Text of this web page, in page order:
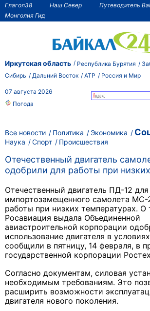
Глагол38 Наш Север
Путеводитель
Монголия Гид
Иркутская область Республика Бурятия
Сибирь
Дальний Восток АТР Россия и Мир
07 августа 2026
Погода
Все новости Политика Экономика
Наука
Спорт Происшествия
Отечественный двигатель
одобрили для работы при
Отечественный двигатель ПД-12 для
импортозамещенного самолета МС-
работы при низких температурах. О
Росавиация выдала Объединенной
авиастроительной корпорации
использование двигателя в
сообщили в пятницу, 14 февраля, в
государственной корпорации
Согласно документам, силовая
необходимым требованиям. Это
расширить возможности
двигателя нового поколения.